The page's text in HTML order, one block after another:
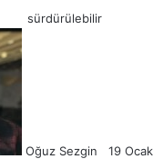
sürdürülebilir
Oğuz Sezgin 19